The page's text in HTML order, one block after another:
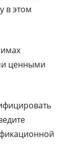
в этом
ценными